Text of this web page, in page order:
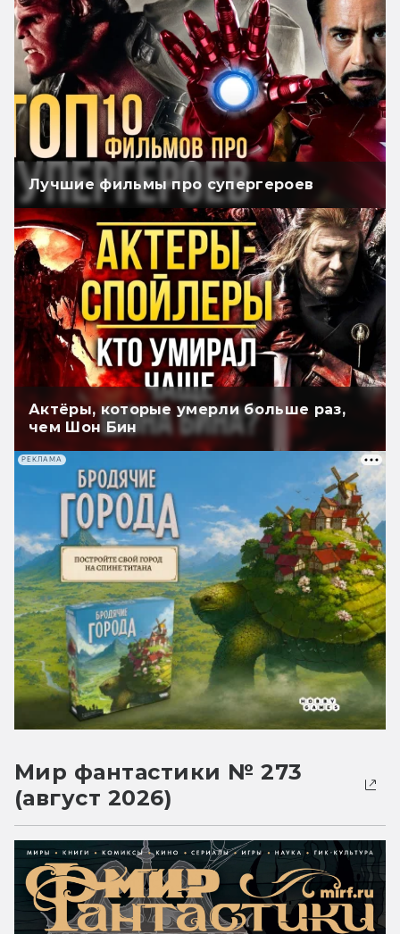
Лучшие фильмы про супергероев
Актёры, которые умерли больше раз,
чем Шон Бин
РЕКЛАМА
Мир фантастики № 273
(август 2026)